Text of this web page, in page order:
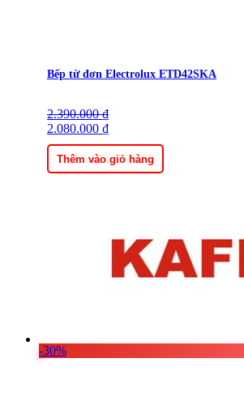
Bếp từ đơn Electrolux ETD42SKA
2.390.000₫
Giá
gốc
là:
2.390.000 ₫.
2.080.000 ₫
Giá
hiện
tại
là:
2.080.000 ₫.
Thêm vào giỏ hàng
-30%